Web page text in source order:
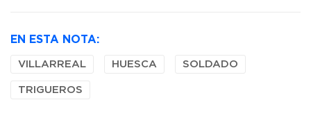
EN ESTA NOTA:
VILLARREAL HUESCA SOLDADO
TRIGUEROS